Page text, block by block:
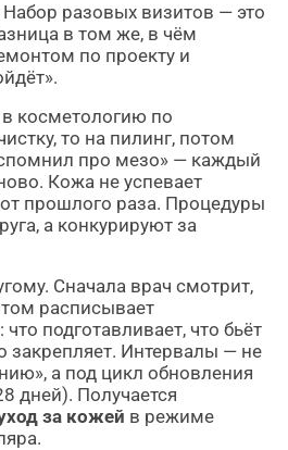
разовых визитов — это
в том же, в чём
по проекту и
в косметологию по
то на пилинг, потом
про мезо» — каждый
Кожа не успевает
прошлого раза. Процедуры
а конкурируют за
Сначала врач смотрит,
расписывает
подготавливает, что бьёт
закрепляет. Интервалы — не
а под цикл обновления
дней). Получается
за кожей в режиме